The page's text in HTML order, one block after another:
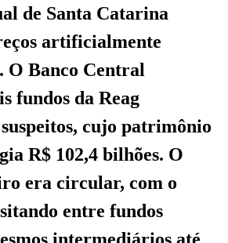
de Santa Catarina
artificialmente
O Banco Central
fundos da Reag
cujo patrimônio
R$ 102,4 bilhões. O
era circular, com o
entre fundos